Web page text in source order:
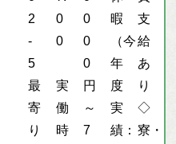
2
-
5
最
寄
り
0
0
実
働
時
0
0
0
円
～
7
暇
（今
年
度
実
績：
支
給
あ
り
◇
寮・